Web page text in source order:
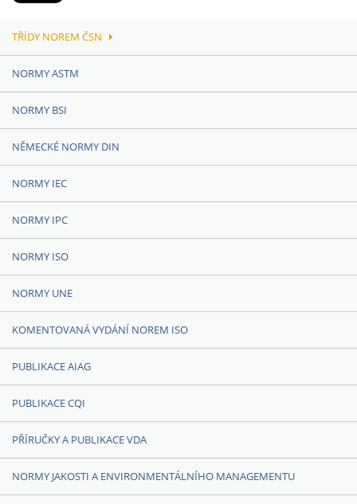
TŘÍDY NOREM ČSN
NORMY ASTM
NORMY BSI
NĚMECKÉ NORMY DIN
NORMY IEC
NORMY IPC
NORMY ISO
NORMY UNE
KOMENTOVANÁ VYDÁNÍ NOREM ISO
PUBLIKACE AIAG
PUBLIKACE CQI
PŘÍRUČKY A PUBLIKACE VDA
NORMY JAKOSTI A ENVIRONMENTÁLNÍHO MANAGEMENTU